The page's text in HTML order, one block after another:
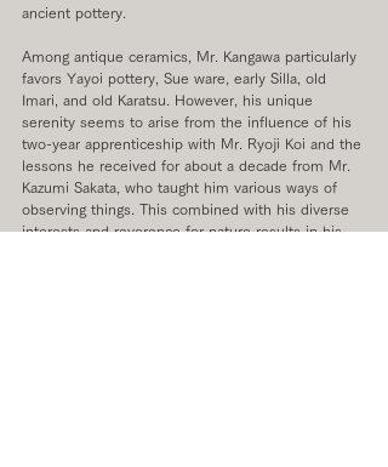
ancient pottery.
Among antique ceramics, Mr. Kangawa particularly
favors Yayoi pottery, Sue ware, early Silla, old
Imari, and old Karatsu. However, his unique
serenity seems to arise from the influence of his
two-year apprenticeship with Mr. Ryoji Koi and the
lessons he received for about a decade from Mr.
Kazumi Sakata, who taught him various ways of
observing things. This combined with his diverse
interests and reverence for nature results in his